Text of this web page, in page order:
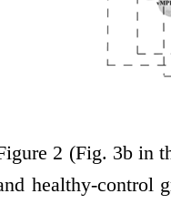
2 (Fig. 3b in
healthy-control